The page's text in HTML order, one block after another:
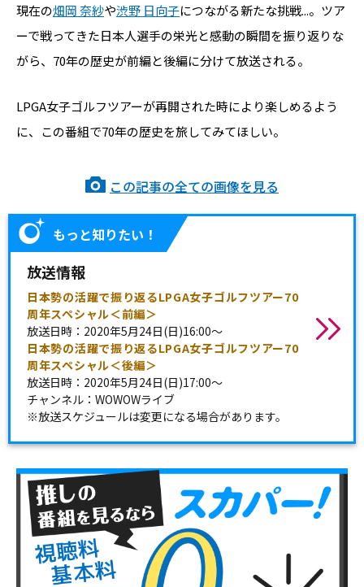
現在の畑岡 奈紗や渋野 日向子につながる新たな挑戦...。ツア
ーで戦ってきた日本人選手の栄光と感動の瞬間を振り返りな
がら、70年の歴史が前編と後編に分けて放送される。
LPGA女子ゴルフツアーが再開された時により楽しめるよう
に、この番組で70年の歴史を旅してみてほしい。
この記事の全ての画像を見る
もっと知りたい！
放送情報
日本勢の活躍で振り返るLPGA女子ゴルフツアー70
周年スペシャル＜前編＞
放送日時：2020年5月24日(日)16:00〜
日本勢の活躍で振り返るLPGA女子ゴルフツアー70
周年スペシャル＜後編＞
放送日時：2020年5月24日(日)17:00〜
チャンネル：WOWOWライブ
※放送スケジュールは変更になる場合があります。